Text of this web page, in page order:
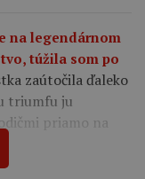
na legendárnom
túžila som po
zaútočila ďaleko
triumfu ju
priamo na